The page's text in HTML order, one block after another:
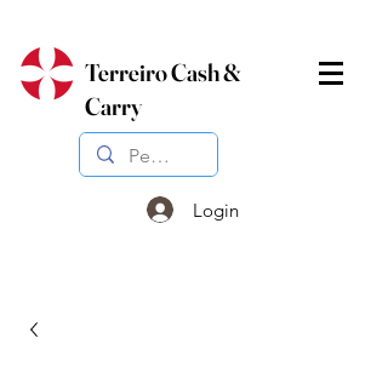
Terreiro Cash &
Carry
Login